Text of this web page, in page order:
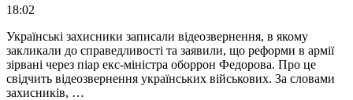
18:02
Українські захисники записали відеозвернення, в якому
закликали до справедливості та заявили, що реформи в армії
зірвані через піар екс-міністра оборрон Федорова. Про це
свідчить відеозвернення українських військових. За словами
захисників, …